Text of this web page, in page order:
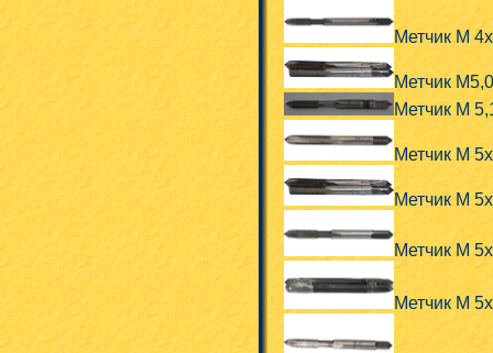
Метчик М
Метчик
Метчик М
Метчик М
Метчик М
Метчик М
Метчик М